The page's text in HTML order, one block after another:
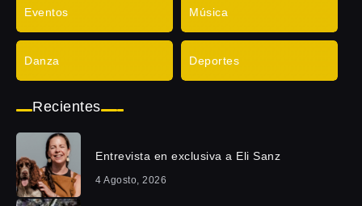
Eventos Música
Danza Deportes
Recientes
Entrevista en exclusiva a Eli Sanz
4 Agosto, 2026